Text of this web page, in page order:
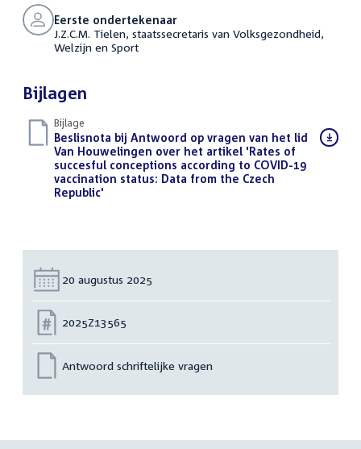
Eerste ondertekenaar
J.Z.C.M. Tielen, staatssecretaris van Volksgezondheid,
Welzijn en Sport
Bijlagen
Bijlage
Download
bestand:
Beslisnota bij Antwoord op vragen van het lid
Van Houwelingen over het artikel 'Rates of
succesful conceptions according to COVID-19
vaccination status: Data from the Czech
Republic'
Datum:
20 augustus 2025
Nummer:
2025Z13565
Antwoord schriftelijke vragen